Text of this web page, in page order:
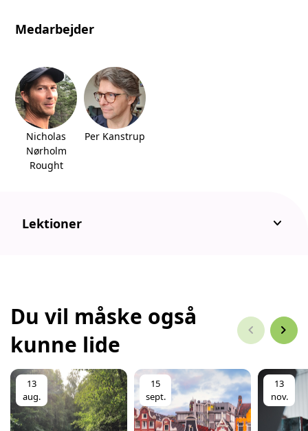
Medarbejder
Nicholas
Nørholm
Rought
Per Kanstrup
Lektioner keyboard_arrow_down
Du vil måske også
kunne lide
chevron_left chevron_right
13
aug.
15
sept.
13
nov.